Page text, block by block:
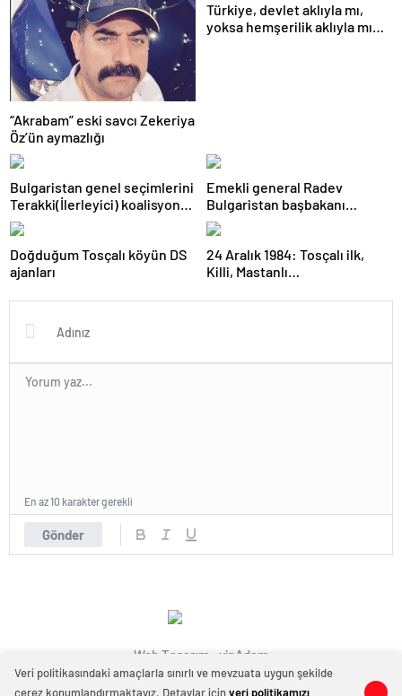
0
“Akrabam” eski savcı Zekeriya
Öz’ün aymazlığı
Türkiye, devlet aklıyla mı,
yoksa hemşerilik aklıyla mı
Bulgaristan genel seçimlerini
Terakki(İlerleyici) koalisyonu
kazandı
Emekli general Radev
Bulgaristan başbakanı
olabilecek mi?
Doğduğum Tosçalı köyün DS
ajanları
24 Aralık 1984: Tosçalı ilk,
Killi, Mastanlı…
Gönder
En az 10 karakter gerekli
Web Tasarım : vipAdam
Veri politikasındaki amaçlarla sınırlı ve mevzuata uygun şekilde
çerez konumlandırmaktayız. Detaylar içinveri politikamızı